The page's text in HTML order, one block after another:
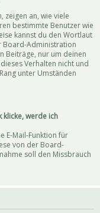
zeigen an, wie viele
bestimmte Benutzer wie
kannst du den Wortlaut
Board-Administration
Beiträge, nur um deinen
Verhalten nicht und
unter Umständen
klicke, werde ich
E-Mail-Funktion für
von der Board-
soll den Missbrauch